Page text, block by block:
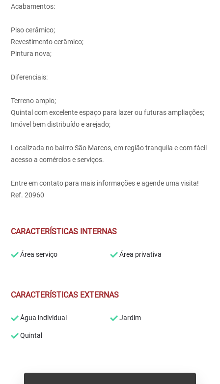
Acabamentos:
Piso cerâmico;
Revestimento cerâmico;
Pintura nova;
Diferenciais:
Terreno amplo;
Quintal com excelente espaço para lazer ou futuras ampliações;
Imóvel bem distribuído e arejado;
Localizada no bairro São Marcos, em região tranquila e com fácil
acesso a comércios e serviços.
Entre em contato para mais informações e agende uma visita!
Ref. 20960
CARACTERÍSTICAS INTERNAS
Área serviço Área privativa
CARACTERÍSTICAS EXTERNAS
Água individual Jardim
Quintal